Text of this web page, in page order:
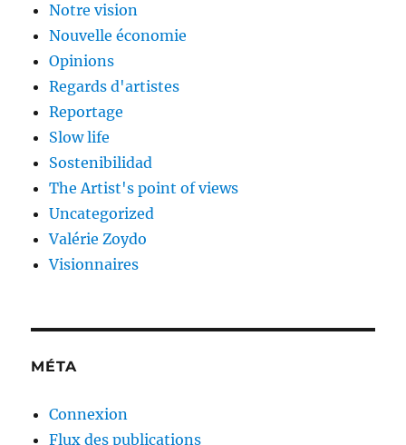
Notre vision
Nouvelle économie
Opinions
Regards d'artistes
Reportage
Slow life
Sostenibilidad
The Artist's point of views
Uncategorized
Valérie Zoydo
Visionnaires
MÉTA
Connexion
Flux des publications